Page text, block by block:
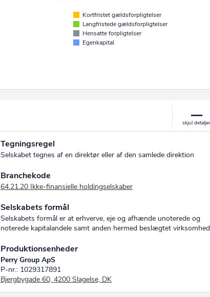
Kortfristet gældsforpligtelser
Langfristede gældsforpligtelser
Hensatte forpligtelser
Egenkapital
Tegningsregel
Selskabet tegnes af en direktør eller af den samlede direktion
Branchekode
64.21.20 Ikke-finansielle holdingselskaber
Selskabets formål
Selskabets formål er at erhverve, eje og afhænde unoterede og
noterede kapitalandele samt anden hermed beslægtet virksomhed
Produktionsenheder
Perry Group ApS
P-nr.: 1029317891
Bjergbygade 60, 4200 Slagelse, DK